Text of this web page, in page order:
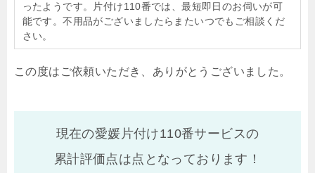
ったようです。片付け110番では、最短即日のお伺いが可
能です。不用品がございましたらまたいつでもご相談くだ
さい。
この度はご依頼いただき、ありがとうございました。
現在の愛媛片付け110番サービスの
累計評価点は点となっております！